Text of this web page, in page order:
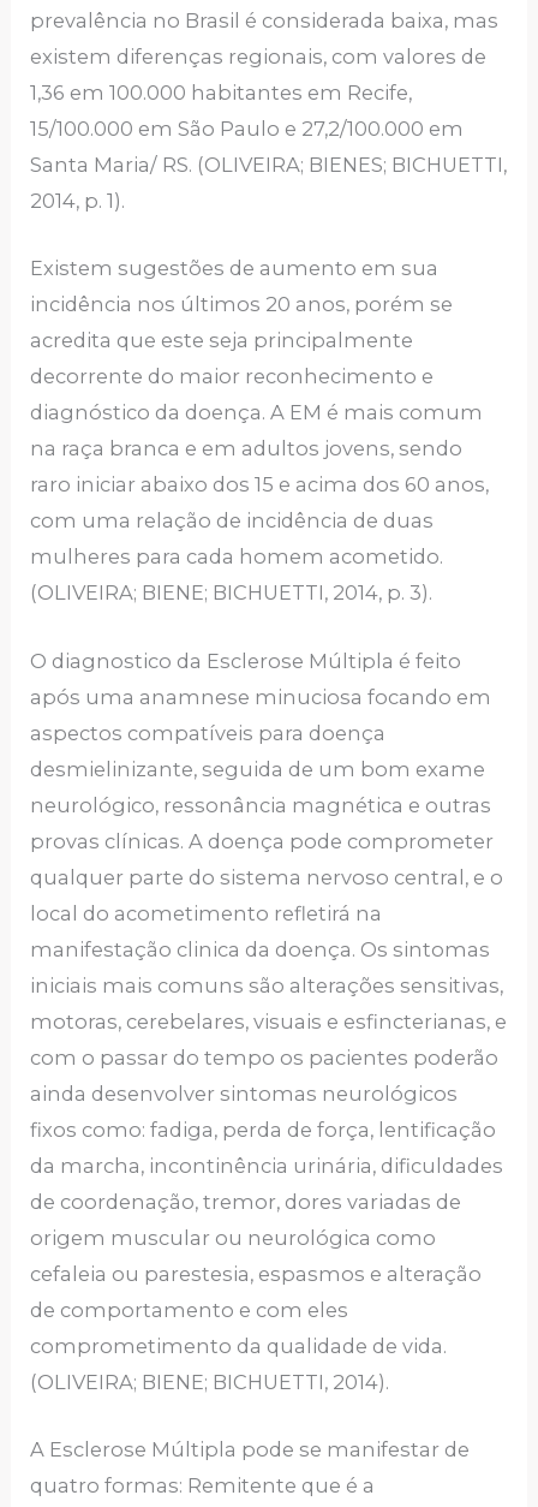
prevalência no Brasil é considerada baixa, mas
existem diferenças regionais, com valores de
1,36 em 100.000 habitantes em Recife,
15/100.000 em São Paulo e 27,2/100.000 em
Santa Maria/ RS. (OLIVEIRA; BIENES; BICHUETTI,
2014, p. 1).
Existem sugestões de aumento em sua
incidência nos últimos 20 anos, porém se
acredita que este seja principalmente
decorrente do maior reconhecimento e
diagnóstico da doença. A EM é mais comum
na raça branca e em adultos jovens, sendo
raro iniciar abaixo dos 15 e acima dos 60 anos,
com uma relação de incidência de duas
mulheres para cada homem acometido.
(OLIVEIRA; BIENE; BICHUETTI, 2014, p. 3).
O diagnostico da Esclerose Múltipla é feito
após uma anamnese minuciosa focando em
aspectos compatíveis para doença
desmielinizante, seguida de um bom exame
neurológico, ressonância magnética e outras
provas clínicas. A doença pode comprometer
qualquer parte do sistema nervoso central, e o
local do acometimento refletirá na
manifestação clinica da doença. Os sintomas
iniciais mais comuns são alterações sensitivas,
motoras, cerebelares, visuais e esfincterianas, e
com o passar do tempo os pacientes poderão
ainda desenvolver sintomas neurológicos
fixos como: fadiga, perda de força, lentificação
da marcha, incontinência urinária, dificuldades
de coordenação, tremor, dores variadas de
origem muscular ou neurológica como
cefaleia ou parestesia, espasmos e alteração
de comportamento e com eles
comprometimento da qualidade de vida.
(OLIVEIRA; BIENE; BICHUETTI, 2014).
A Esclerose Múltipla pode se manifestar de
quatro formas: Remitente que é a